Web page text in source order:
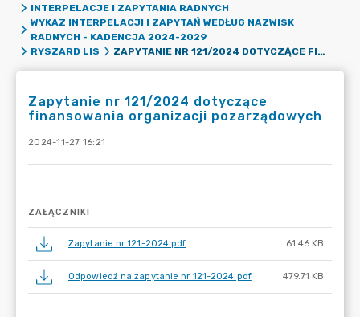
INTERPELACJE I ZAPYTANIA RADNYCH
WYKAZ INTERPELACJI I ZAPYTAŃ WEDŁUG NAZWISK
RADNYCH - KADENCJA 2024-2029
RYSZARD LIS
ZAPYTANIE NR 121/2024 DOTYCZĄCE FINANSOWANIA ORGANIZACJI POZARZĄDOWYCH
Zapytanie nr 121/2024 dotyczące
finansowania organizacji pozarządowych
2024-11-27 16:21
ZAŁĄCZNIKI
Zapytanie nr 121-2024.pdf 61.46 KB
Odpowiedź na zapytanie nr 121-2024.pdf 479.71 KB